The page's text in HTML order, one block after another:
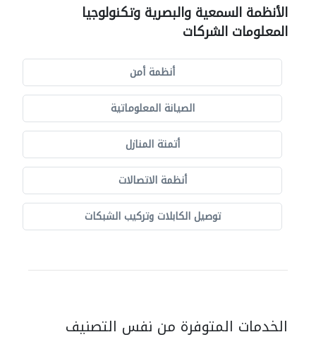
الأنظمة السمعية والبصرية وتكنولوجيا
المعلومات الشركات
أنظمة أمن
الصيانة المعلوماتية
أتمتة المنازل
أنظمة الاتصالات
توصيل الكابلات وتركيب الشبكات
الخدمات المتوفرة من نفس التصنيف